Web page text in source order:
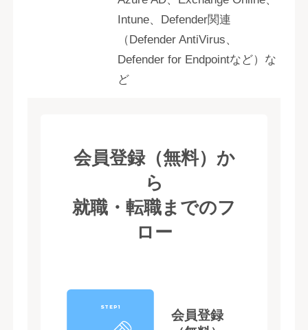
Intune、Defender関連
（Defender AntiVirus、
Defender for Endpointなど）な
ど
会員登録（無料）か
ら
就職・転職までのフ
ロー
STEP1
会員登録